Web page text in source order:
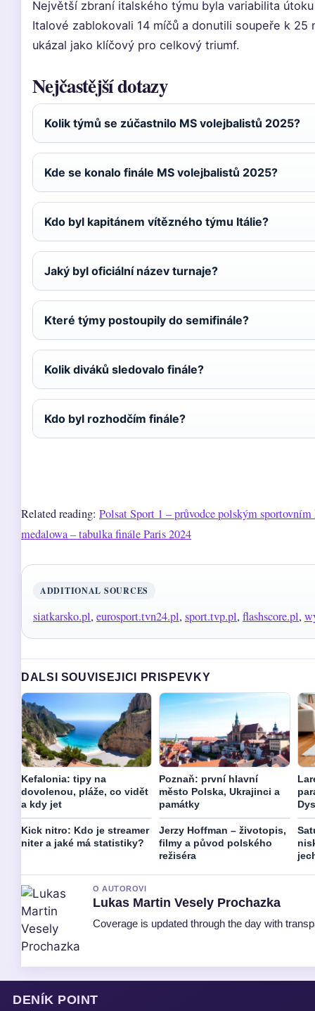
Největší zbraní italského týmu byla variabilita
Italové zablokovali 14 míčů a donutili soupeře k
ukázal jako klíčový pro celkový triumf.
Nejčastější dotazy
Kolik týmů se zúčastnilo MS volejbalistů 2025?
Kde se konalo finále MS volejbalistů 2025?
Kdo byl kapitánem vítězného týmu Itálie?
Jaký byl oficiální název turnaje?
Které týmy postoupily do semifinále?
Kolik diváků sledovalo finále?
Kdo byl rozhodčím finále?
Related reading: Polsat Sport 1 – průvodce polským sportovním
medalowa – tabulka finále Paris 2024
ADDITIONAL SOURCES
siatkarsko.pl, eurosport.tvn24.pl, sport.tvp.pl, flashscore.pl,
DALSI SOUVISEJICI PRISPEVKY
Kefalonia: tipy na
dovolenou, pláže, co vidět
a kdy jet
Poznaň: první hlavní
město Polska, Ukrajinci a
památky
Kick nitro: Kdo je streamer
niter a jaké má statistiky?
Jerzy Hoffman – životopis,
filmy a původ polského
režiséra
O AUTOROVI
Lukas Martin Vesely Prochazka
Coverage is updated through the day with
DENÍK POINT